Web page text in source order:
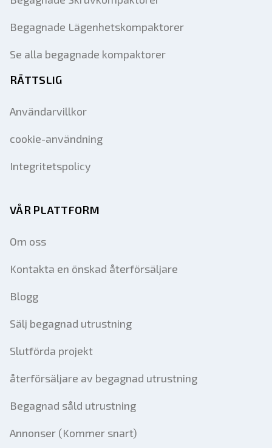
Begagnade Lägenhetskompaktorer
Se alla begagnade kompaktorer
RÄTTSLIG
Användarvillkor
cookie-användning
Integritetspolicy
VÅR PLATTFORM
Om oss
Kontakta en önskad återförsäljare
Blogg
Sälj begagnad utrustning
Slutförda projekt
återförsäljare av begagnad utrustning
Begagnad såld utrustning
Annonser (Kommer snart)